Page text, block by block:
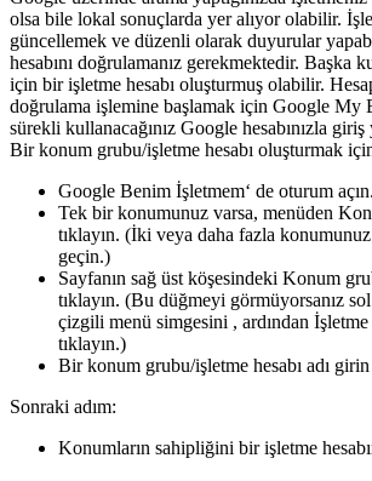
olsa bile lokal sonuçlarda yer alıyor olabilir.
güncellemek ve düzenli olarak duyurular
hesabını doğrulamanız gerekmektedir. Başka
için bir işletme hesabı oluşturmuş olabilir.
doğrulama işlemine başlamak için Google My
sürekli kullanacağınız Google hesabınızla giriş
Bir konum grubu/işletme hesabı oluşturmak
Google Benim İşletmem‘ de oturum açın.
Tek bir konumunuz varsa, menüden
tıklayın. (İki veya daha fazla
geçin.)
Sayfanın sağ üst köşesindeki Konum
tıklayın. (Bu düğmeyi görmüyorsanız
çizgili menü simgesini , ardından İşletme
tıklayın.)
Bir konum grubu/işletme hesabı adı
Sonraki adım:
Konumların sahipliğini bir işletme